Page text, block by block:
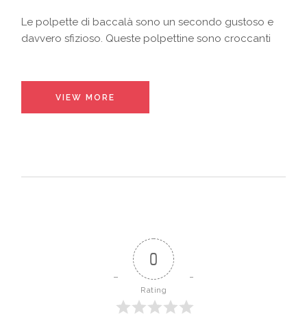
Le polpette di baccalà sono un secondo gustoso e
davvero sfizioso. Queste polpettine sono croccanti
VIEW MORE
0
Rating